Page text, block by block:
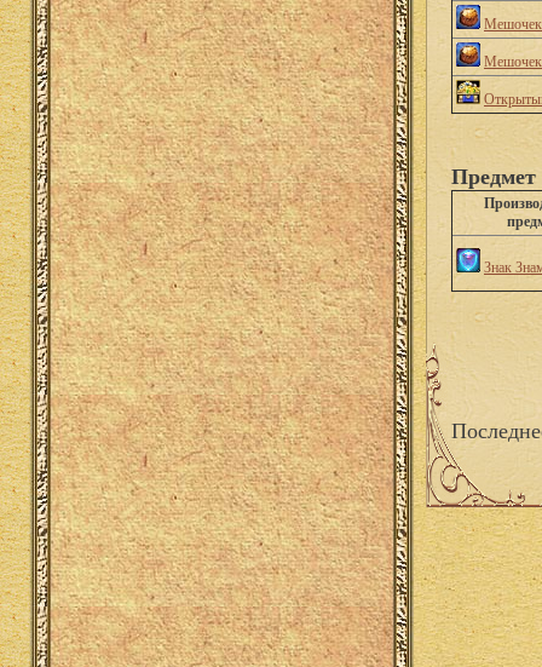
Мешочек
Мешочек
Предмет
Знак